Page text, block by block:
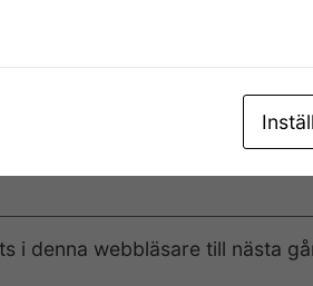
i denna webbläsare till nästa